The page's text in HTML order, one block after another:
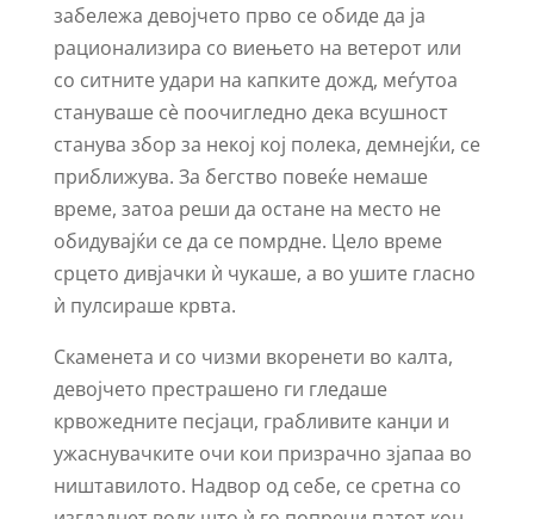
забележа девојчето прво се обиде да ја
рационализира со виењето на ветерот или
со ситните удари на капките дожд, меѓутоа
стануваше сѐ поочигледно дека всушност
станува збор за некој кој полека, демнејќи, се
приближува. За бегство повеќе немаше
време, затоа реши да остане на место не
обидувајќи се да се помрдне. Цело време
срцето дивјачки ѝ чукаше, а во ушите гласно
ѝ пулсираше крвта.
Скаменета и со чизми вкоренети во калта,
девојчето престрашено ги гледаше
крвожедните песјаци, грабливите канџи и
ужаснувачките очи кои призрачно зјапаа во
ништавилото. Надвор од себе, се сретна со